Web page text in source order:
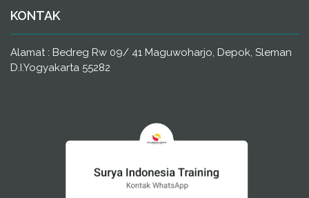
KONTAK
Alamat : Bedreg Rw 09/ 41 Maguwoharjo, Depok, Sleman
D.I.Yogyakarta 55282